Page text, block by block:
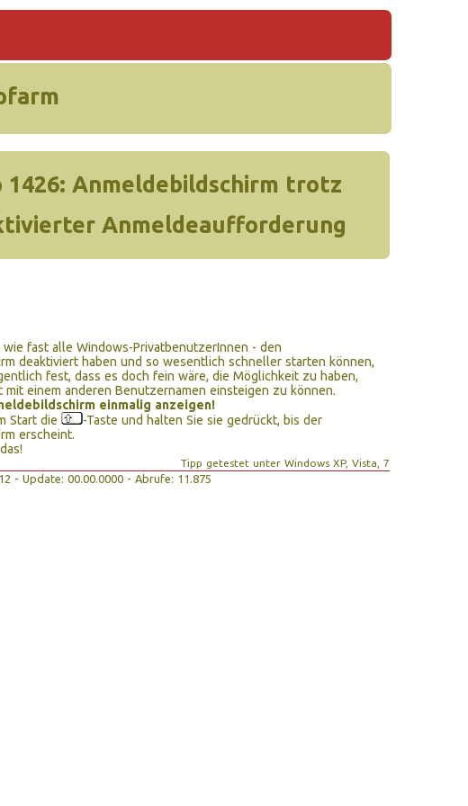
1426: Anmeldebildschirm trotz
Anmeldeaufforderung
wie fast alle Windows-PrivatbenutzerInnen - den
deaktiviert haben und so wesentlich schneller starten können,
fest, dass es doch fein wäre, die Möglichkeit zu haben,
mit einem anderen Benutzernamen einsteigen zu können.
einmalig anzeigen!
Start die
-Taste und halten Sie sie gedrückt, bis der
erscheint.
Tipp getestet unter Windows XP, Vista, 7
- Update: 00.00.0000 - Abrufe: 11.875